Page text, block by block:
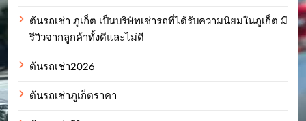
ต้นรถเช่า ภูเก็ต เป็นบริษัทเช่ารถที่ได้รับความนิยมในภูเก็ต มี
รีวิวจากลูกค้าทั้งดีและไม่ดี
ต้นรถเช่า2026
ต้นรถเช่าภูเก็ตราคา